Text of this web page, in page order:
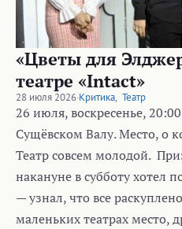
«Цветы для
театре «Intact»
28 июля 2026·Критика, Театр
26 июля, воскресенье,
Сущёвском Валу. Место, о
Театр совсем молодой.
накануне в субботу хотел
— узнал, что все
маленьких театрах место,